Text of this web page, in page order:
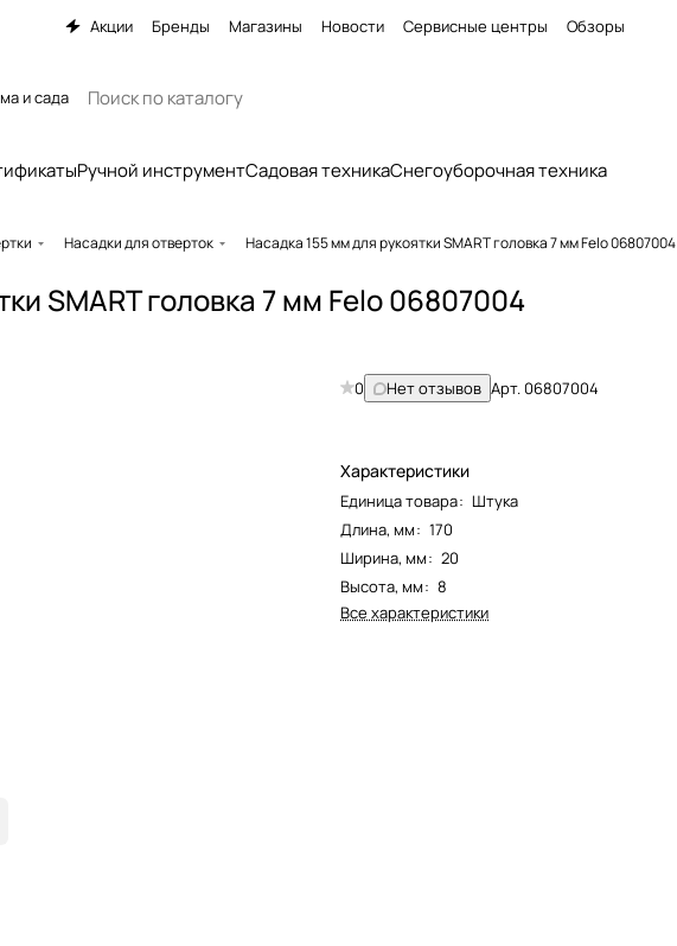
Акции Бренды Магазины Новости Сервисные центры Обзоры
и сада
Ручной инструментСадовая техникаСнегоуборочная техника
Насадки для отверток Насадка 155 мм для рукоятки SMART головка 7 мм Felo 06807004
SMART головка 7 мм Felo 06807004
0 Нет отзывов Арт.06807004
Характеристики
Единица товара: Штука
Длина, мм: 170
Ширина, мм: 20
Высота, мм: 8
Все характеристики